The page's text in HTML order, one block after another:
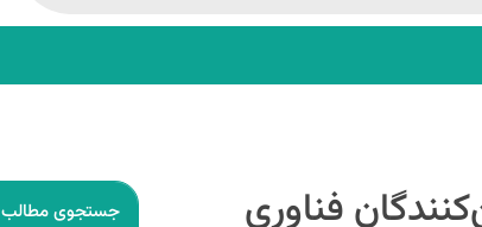
جستجوی مطالب